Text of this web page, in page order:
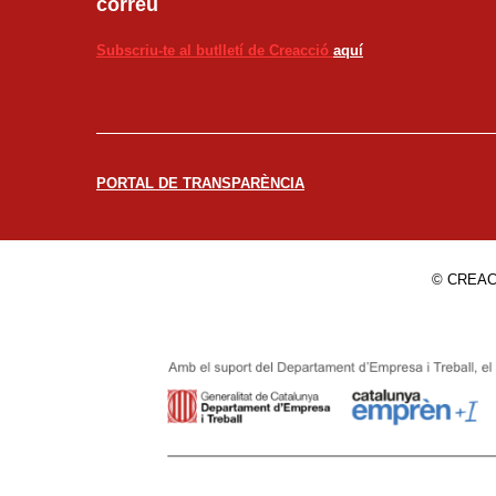
correu
Subscriu-te al butlletí de Creacció aquí
PORTAL DE TRANSPARÈNCIA
©